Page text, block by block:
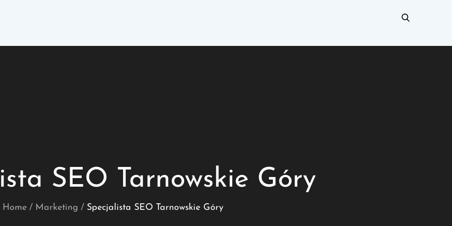
SEO Tarnowskie Góry
Home Marketing Specjalista SEO Tarnowskie Góry